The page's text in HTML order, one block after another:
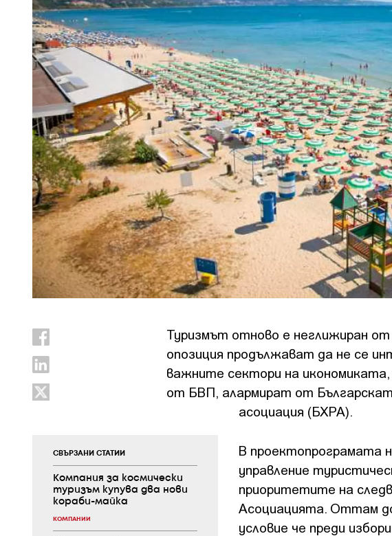
СВЪРЗАНИ СТАТИИ
Компания за космически
туризъм купува два нови
кораби-майка
КОМПАНИИ
Туризмът отново е неглижиран
опозиция продължават да не се
важните сектори на
от БВП, алармират от
асоциация (БХРА).
В проектопрограмата
управление
приоритетите на
Асоциацията. Оттам
условие че преди